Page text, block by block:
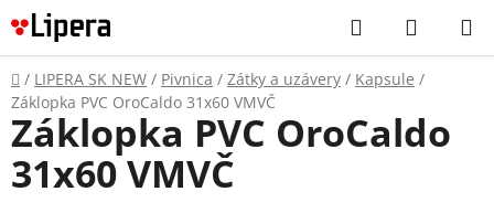
Prejsť
na
obsah
Hľadať
KOŠÍK
Domov
/ LIPERA SK NEW / Pivnica / Zátky a uzávery / Kapsule /
Záklopka PVC OroCaldo 31x60 VMVČ
Záklopka PVC OroCaldo
31x60 VMVČ